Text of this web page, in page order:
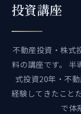
投資講座
不動産投資・株式
料の講座です。 半
式投資20年・不
経験してきたこと
で体